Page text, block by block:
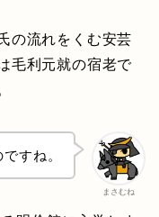
の流れをくむ安芸
毛利元就の宿老で
まさむね
すね。